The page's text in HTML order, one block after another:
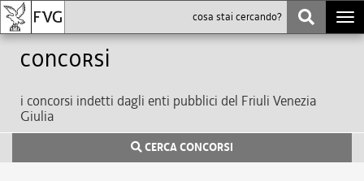
Concorsi
i concorsi indetti dagli enti pubblici del Friuli Venezia
Giulia
CERCA CONCORSI